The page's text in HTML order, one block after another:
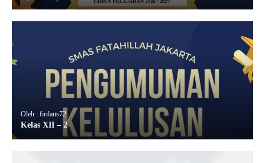
Oleh : firdaus72
Kelas XII – 2